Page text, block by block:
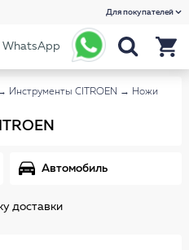
Для покупателей
WhatsApp
Инструменты CITROEN → Ножи
Автомобиль
доставки